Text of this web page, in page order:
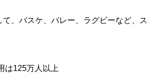
、バスケ、バレー、ラグビーなど、ス
は125万人以上